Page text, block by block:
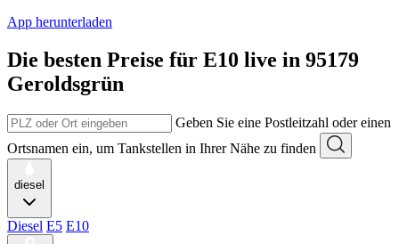
App herunterladen
Die besten Preise für E10 live in 95179
Geroldsgrün
Geben Sie eine Postleitzahl oder einen
Ortsnamen ein, um Tankstellen in Ihrer Nähe zu finden
diesel
Diesel E5 E10